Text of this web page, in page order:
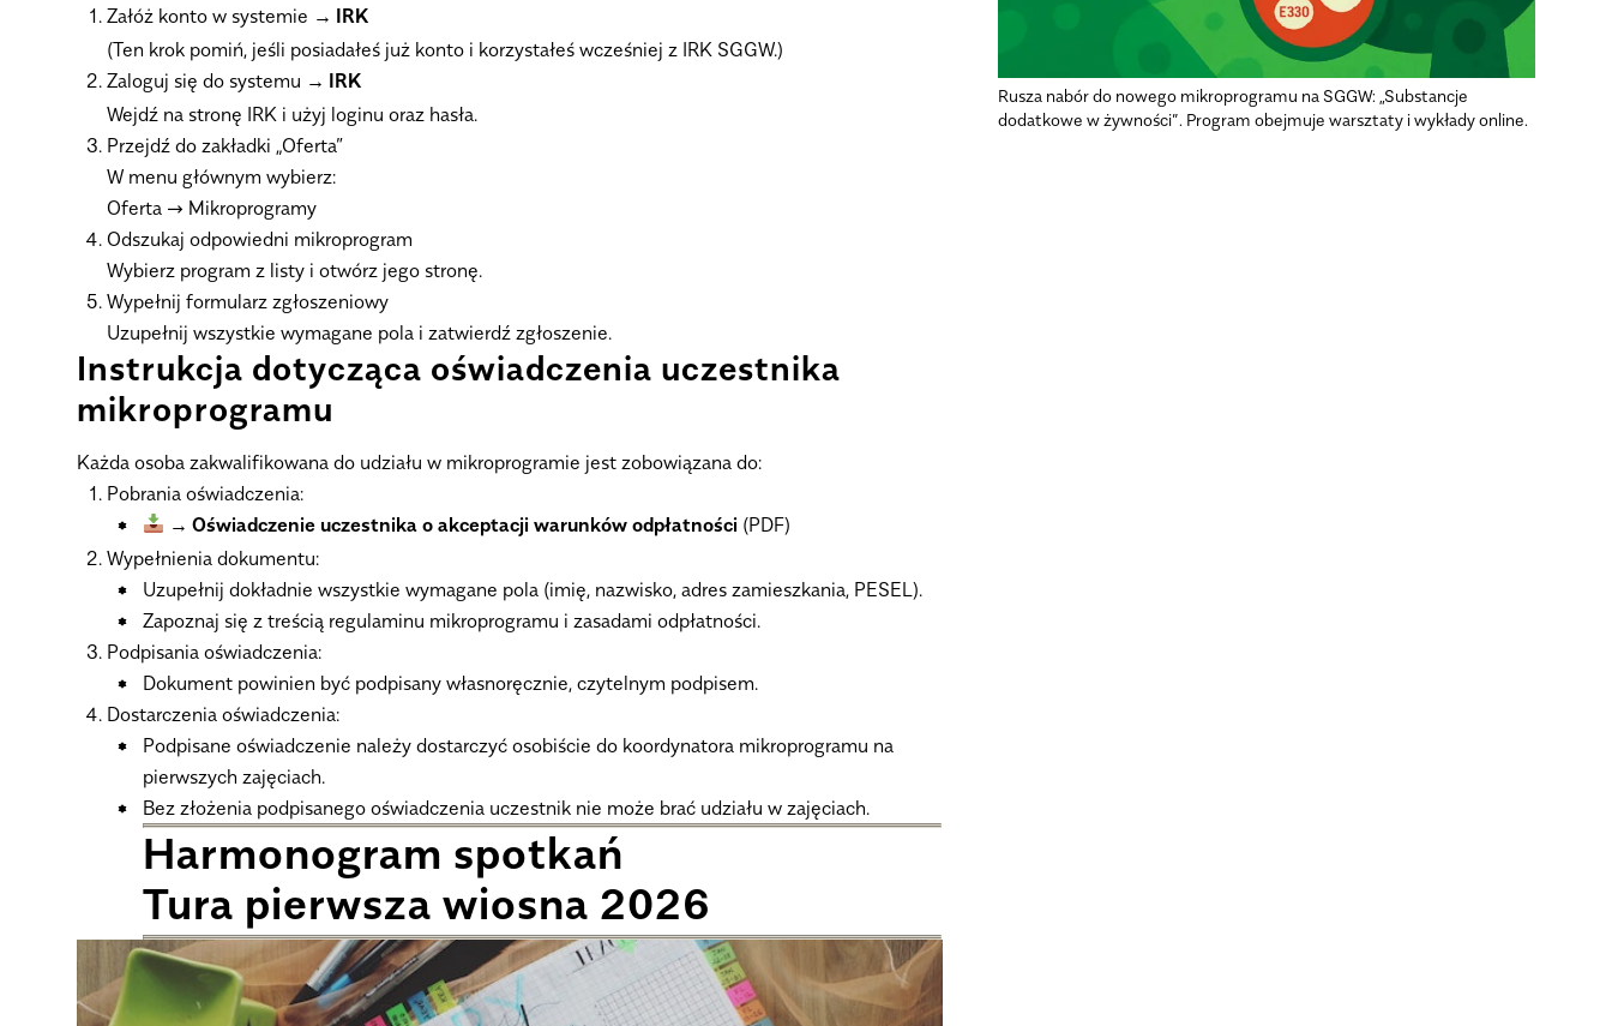
Załóż konto w systemie
IRK
(Ten krok pomiń, jeśli posiadałeś już konto i korzystałeś wcześniej z IRK SGGW.)
Zaloguj się do systemu
IRK
Wejdź na stronę IRK i użyj loginu oraz hasła.
Przejdź do zakładki „Oferta”
W menu głównym wybierz:
Oferta → Mikroprogramy
Odszukaj odpowiedni mikroprogram
Wybierz program z listy i otwórz jego stronę.
Wypełnij formularz zgłoszeniowy
Uzupełnij wszystkie wymagane pola i zatwierdź zgłoszenie.
Instrukcja dotycząca oświadczenia uczestnika
mikroprogramu
Każda osoba zakwalifikowana do udziału w mikroprogramie jest zobowiązana do:
Pobrania oświadczenia:
Oświadczenie uczestnika o akceptacji warunków odpłatności(PDF)
Wypełnienia dokumentu:
Uzupełnij dokładnie wszystkie wymagane pola (imię, nazwisko, adres zamieszkania, PESEL).
Zapoznaj się z treścią regulaminu mikroprogramu i zasadami odpłatności.
Podpisania oświadczenia:
Dokument powinien być podpisany własnoręcznie, czytelnym podpisem.
Dostarczenia oświadczenia:
Podpisane oświadczenie należy dostarczyć osobiście do koordynatora mikroprogramu na
pierwszych zajęciach.
Bez złożenia podpisanego oświadczenia uczestnik nie może brać udziału w zajęciach.
Harmonogram spotkań
Tura pierwsza wiosna 2026
Rusza nabór do nowego mikroprogramu na SGGW: „Substancje
dodatkowe w żywności”. Program obejmuje warsztaty i wykłady online.